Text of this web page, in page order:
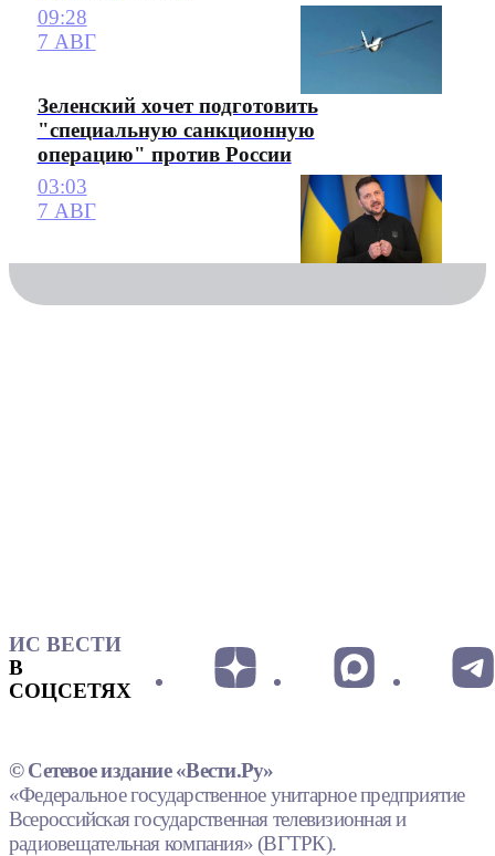
09:28
7 АВГ
Зеленский хочет подготовить
"специальную санкционную
операцию" против России
03:03
7 АВГ
ИС ВЕСТИ
В
СОЦСЕТЯХ
© Сетевое издание «Вести.Ру»
«Федеральное государственное унитарное предприятие
Всероссийская государственная телевизионная и
радиовещательная компания» (ВГТРК).